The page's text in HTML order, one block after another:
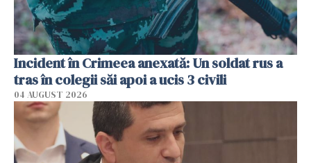
Incident în Crimeea anexată: Un soldat rus a
tras în colegii săi apoi a ucis 3 civili
04 AUGUST 2026